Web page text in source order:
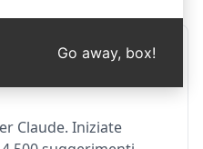
per Google
Claude. Iniziate
Go away, box!